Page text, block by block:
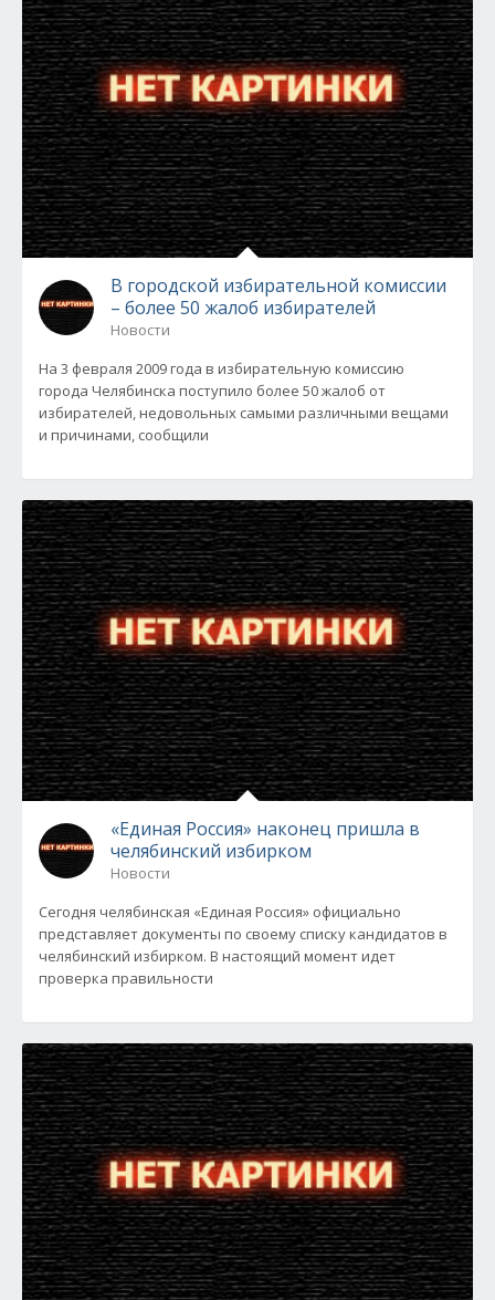
В городской избирательной комиссии
– более 50 жалоб избирателей
Новости
На 3 февраля 2009 года в избирательную комиссию
города Челябинска поступило более 50 жалоб от
избирателей, недовольных самыми различными вещами
и причинами, сообщили
«Единая Россия» наконец пришла в
челябинский избирком
Новости
Сегодня челябинская «Единая Россия» официально
представляет документы по своему списку кандидатов в
челябинский избирком. В настоящий момент идет
проверка правильности